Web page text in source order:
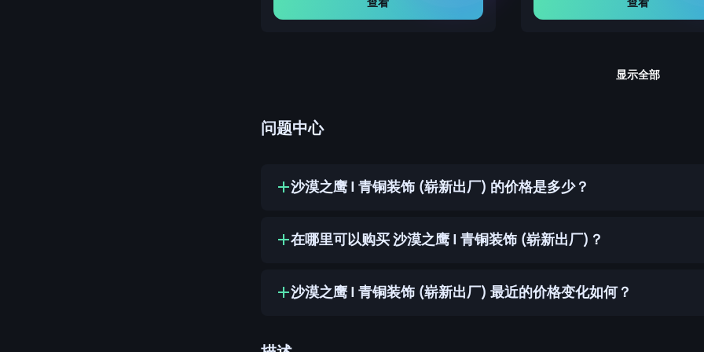
显示全部
问题中心
沙漠之鹰 | 青铜装饰 (崭新出厂) 的价格是多少？
在哪里可以购买 沙漠之鹰 | 青铜装饰 (崭新出厂)？
沙漠之鹰 | 青铜装饰 (崭新出厂) 最近的价格变化如何？